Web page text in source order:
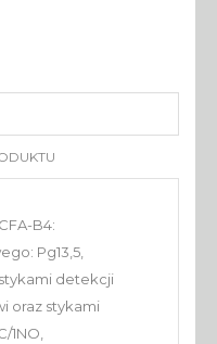
B4:
Pg13,5,
detekcji
oraz stykami
1NO,